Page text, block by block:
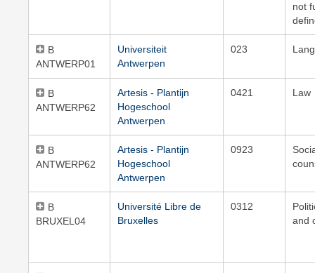
not
B
ANTWERP01
Universiteit
Antwerpen
023
B
ANTWERP62
Artesis - Plantijn
Hogeschool
Antwerpen
0421 Law
B
ANTWERP62
Artesis - Plantijn
Hogeschool
Antwerpen
0923
B
BRUXEL04
Université Libre de
Bruxelles
0312
and